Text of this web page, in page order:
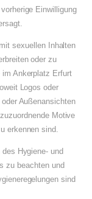
Einwilligung
sexuellen Inhalten
oder zu
Ankerplatz Erfurt
Logos oder
Außenansichten
Motive
erkennen sind.
Hygiene- und
zu beachten und
sind